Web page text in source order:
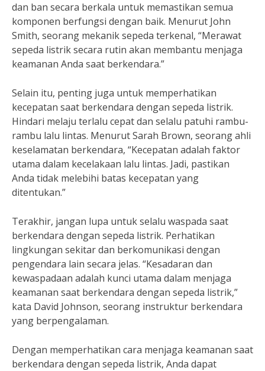
dan ban secara berkala untuk memastikan semua
komponen berfungsi dengan baik. Menurut John
Smith, seorang mekanik sepeda terkenal, “Merawat
sepeda listrik secara rutin akan membantu menjaga
keamanan Anda saat berkendara.”
Selain itu, penting juga untuk memperhatikan
kecepatan saat berkendara dengan sepeda listrik.
Hindari melaju terlalu cepat dan selalu patuhi rambu-
rambu lalu lintas. Menurut Sarah Brown, seorang ahli
keselamatan berkendara, “Kecepatan adalah faktor
utama dalam kecelakaan lalu lintas. Jadi, pastikan
Anda tidak melebihi batas kecepatan yang
ditentukan.”
Terakhir, jangan lupa untuk selalu waspada saat
berkendara dengan sepeda listrik. Perhatikan
lingkungan sekitar dan berkomunikasi dengan
pengendara lain secara jelas. “Kesadaran dan
kewaspadaan adalah kunci utama dalam menjaga
keamanan saat berkendara dengan sepeda listrik,”
kata David Johnson, seorang instruktur berkendara
yang berpengalaman.
Dengan memperhatikan cara menjaga keamanan saat
berkendara dengan sepeda listrik, Anda dapat